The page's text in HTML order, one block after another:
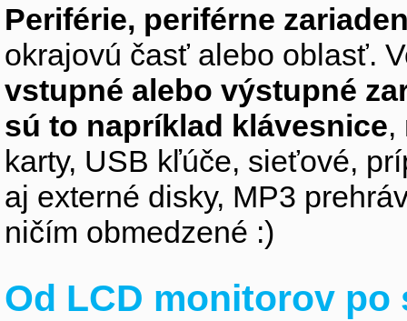
Periférie, periférne
okrajovú časť alebo oblasť.
vstupné alebo výstupné
sú to napríklad klávesnice,
karty, USB kľúče, sieťové,
aj externé disky, MP3
ničím obmedzené :)
Od LCD monitorov